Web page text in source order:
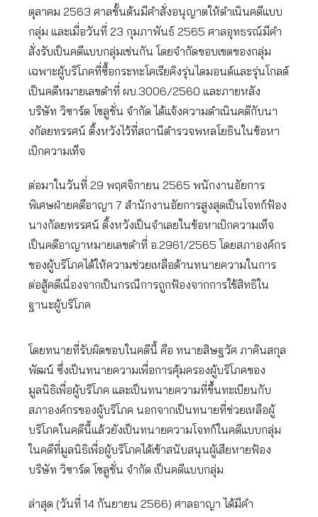
ตุลาคม 2563 ศาลชั้นต้นมีคำสั่งอนุญาตให้ดำเนินคดีแบบ
กลุ่ม และเมื่อวันที่ 23 กุมภาพันธ์ 2565 ศาลอุทธรณ์มีคำ
สั่งรับเป็นคดีแบบกลุ่มเช่นกัน โดยจำกัดขอบเขตของกลุ่ม
เฉพาะผู้บริโภคที่ซื้อกระทะโคเรียคิงรุ่นไดมอนด์และรุ่นโกลด์
เป็นคดีหมายเลขดำที่ ผบ.3006/2560 และภายหลัง
บริษัท วิซาร์ด โซลูชั่น จำกัด ได้แจ้งความดำเนินคดีกับนา
งกัลยทรรศน์ ติ้งหวังไว้ที่สถานีตำรวจพหลโยธินในข้อหา
เบิกความเท็จ
ต่อมาในวันที่ 29 พฤศจิกายน 2565 พนักงานอัยการ
พิเศษฝ่ายคดีอาญา 7 สำนักงานอัยการสูงสุดเป็นโจทก์ฟ้อง
นางกัลยทรรศน์ ติ้งหวังเป็นจำเลยในข้อหาเบิกความเท็จ
เป็นคดีอาญาหมายเลขดำที่ อ.2961/2565 โดยสภาองค์กร
ของผู้บริโภคได้ให้ความช่วยเหลือด้านทนายความในการ
ต่อสู้คดีเนื่องจากเป็นกรณีการถูกฟ้องจากการใช้สิทธิใน
ฐานะผู้บริโภค
โดยทนายที่รับผิดชอบในคดีนี้ คือ ทนายสิษฐวัศ ภาคินสกุล
พัฒน์ ซึ่งเป็นทนายความเพื่อการคุ้มครองผู้บริโภคของ
มูลนิธิเพื่อผู้บริโภค และเป็นทนายความที่ขึ้นทะเบียนกับ
สภาองค์กรของผู้บริโภค นอกจากเป็นทนายที่ช่วยเหลือผู้
บริโภคในคดีนี้แล้วยังเป็นทนายความโจทก์ในคดีแบบกลุ่ม
ในคดีที่มูลนิธิเพื่อผู้บริโภคได้เข้าสนับสนุนผู้เสียหายฟ้อง
บริษัท วิซาร์ด โซลูชั่น จำกัด เป็นคดีแบบกลุ่ม
ล่าสุด (วันที่ 14 กันยายน 2566) ศาลอาญา ได้มีคำ